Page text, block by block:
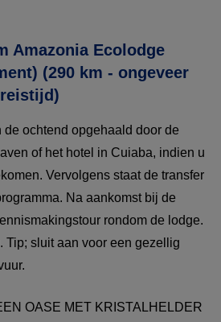
Amazonia Ecolodge
(290 km - ongeveer
de ochtend opgehaald door de
of het hotel in Cuiaba, indien u
Vervolgens staat de transfer
Na aankomst bij de
rondom de lodge.
Tip; sluit aan voor een gezellig
OASE MET KRISTALHELDER